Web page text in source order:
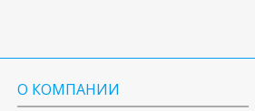
О КОМПАНИИ